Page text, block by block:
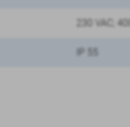
230 VAC;
IP 55